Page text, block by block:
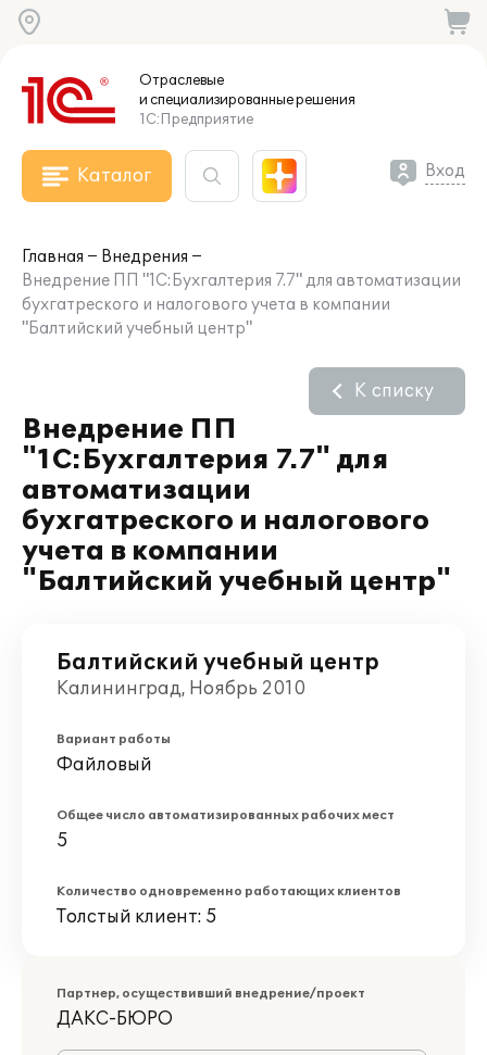
Отраслевые
и специализированныерешения
1С:Предприятие
Каталог Вход
Главная
Внедрения
Внедрение ПП "1С:Бухгалтерия 7.7" для автоматизации
бухгатреского и налогового учета в компании
"Балтийский учебный центр"
Внедрение ПП
"1С:Бухгалтерия 7.7" для
автоматизации
бухгатреского и налогового
учета в компании
"Балтийский учебный центр"
К списку
Балтийский учебный центр
Калининград, Ноябрь 2010
Вариант работы
Файловый
Общее число автоматизированных рабочих мест
5
Количество одновременно работающих клиентов
Толстый клиент: 5
Партнер, осуществивший внедрение/проект
ДАКС-БЮРО